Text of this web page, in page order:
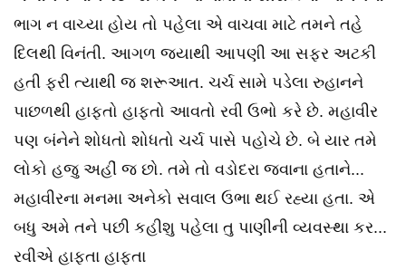
ભાગ ન વાચ્યા હોય તો પહેલા એ વાચવા માટે તમને તહે
દિલથી વિનંતી. આગળ જ્યાથી આપણી આ સફર અટકી
હતી ફરી ત્યાથી જ શરૂઆત. ચર્ચ સામે પડેલા રુહાનને
પાછળથી હાફતો હાફતો આવતો રવી ઉભો કરે છે. મહાવીર
પણ બંનેને શોધતો શોધતો ચર્ચ પાસે પહોચે છે. બે યાર તમે
લોકો હજુ અહીં જ છો. તમે તો વડોદરા જવાના હતાને...
મહાવીરના મનમા અનેકો સવાલ ઉભા થઈ રહ્યા હતા. એ
બધુ અમે તને પછી કહીશુ પહેલા તુ પાણીની વ્યવસ્થા કર...
રવીએ હાફતા હાફતા